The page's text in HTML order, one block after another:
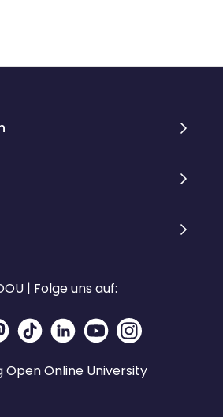
| Folge uns auf:
Open Online University